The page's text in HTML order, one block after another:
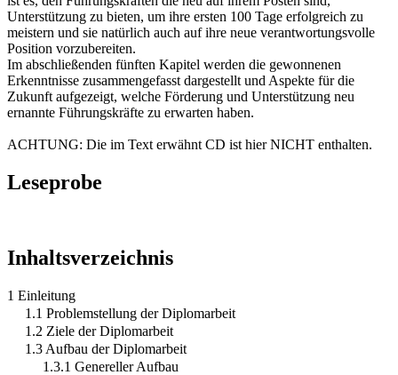
Unterstützung zu bieten, um ihre ersten 100 Tage erfolgreich zu
meistern und sie natürlich auch auf ihre neue verantwortungsvolle
Position vorzubereiten.
Im abschließenden fünften Kapitel werden die gewonnenen
Erkenntnisse zusammengefasst dargestellt und Aspekte für die
Zukunft aufgezeigt, welche Förderung und Unterstützung neu
ernannte Führungskräfte zu erwarten haben.
ACHTUNG: Die im Text erwähnt CD ist hier NICHT enthalten.
Leseprobe
Inhaltsverzeichnis
1 Einleitung
1.1 Problemstellung der Diplomarbeit
1.2 Ziele der Diplomarbeit
1.3 Aufbau der Diplomarbeit
1.3.1 Genereller Aufbau